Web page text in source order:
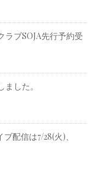
ラブSOJA先行予約受
した。
配信は7/28(火)、